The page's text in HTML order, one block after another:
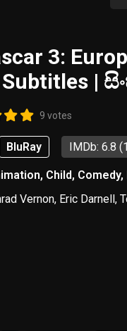
3:
Subtitles |
9 votes
BluRay IMDb: 6.8
, Child, Comedy,
Vernon, Eric Darnell ,